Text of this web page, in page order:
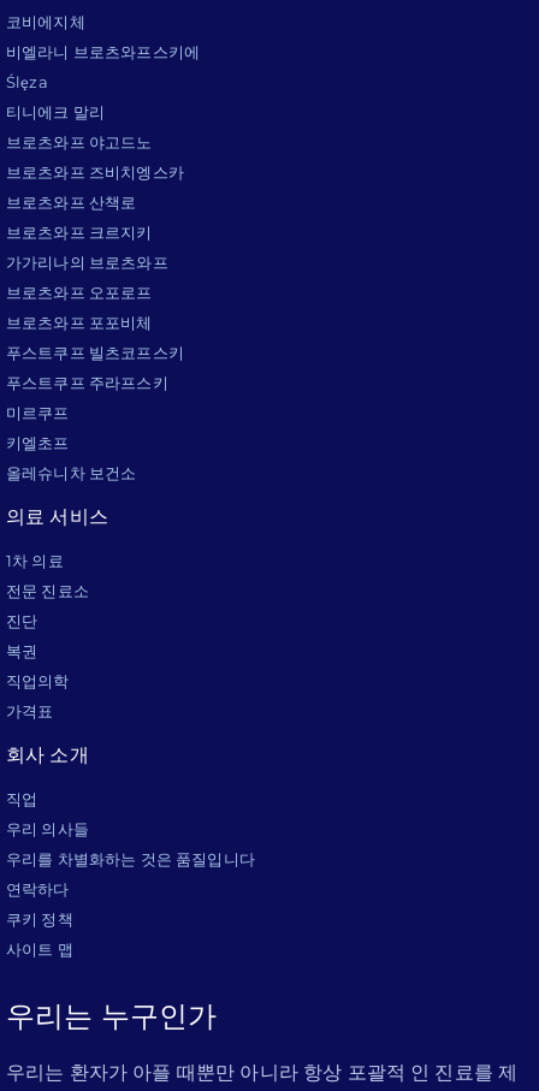
코비에지체
비엘라니 브로츠와프스키에
Ślęza
티니에크 말리
브로츠와프 야고드노
브로츠와프 즈비치엥스카
브로츠와프 산책로
브로츠와프 크르지키
가가리나의 브로츠와프
브로츠와프 오포로프
브로츠와프 포포비체
푸스트쿠프 빌츠코프스키
푸스트쿠프 주라프스키
미르쿠프
키엘초프
올레슈니차 보건소
의료 서비스
1차 의료
전문 진료소
진단
복권
직업의학
가격표
회사 소개
직업
우리 의사들
우리를 차별화하는 것은 품질입니다
연락하다
쿠키 정책
사이트 맵
우리는 누구인가
우리는 환자가 아플 때뿐만 아니라 항상 포괄적 인 진료를 제